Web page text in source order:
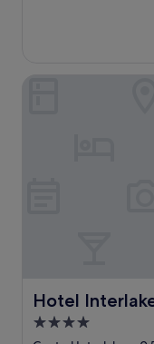
Hotel
Hotel Interlaken
4.0-